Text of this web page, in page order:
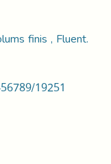
finis , Fluent.
19251